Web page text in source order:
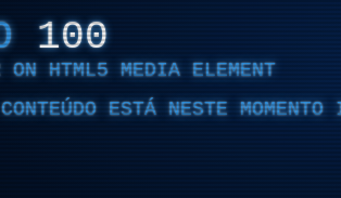
100
ON HTML5 MEDIA ELEMENT
ESTÁ NESTE